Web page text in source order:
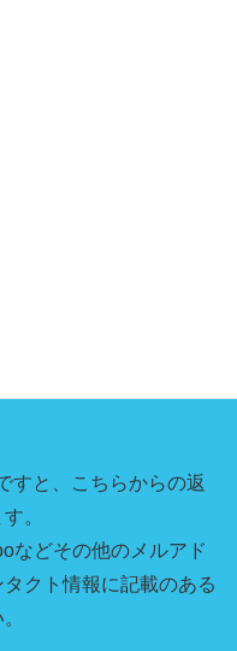
すと、こちらからの返
。
などその他のメルアド
クト情報に記載のある